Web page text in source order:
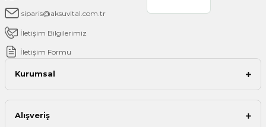
siparis@aksuvital.com.tr
İletişim Bilgilerimiz
İletişim Formu
Kurumsal
Alışveriş